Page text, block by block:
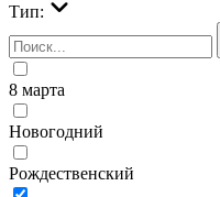
Тип:
8 марта
Новогодний
Рождественский